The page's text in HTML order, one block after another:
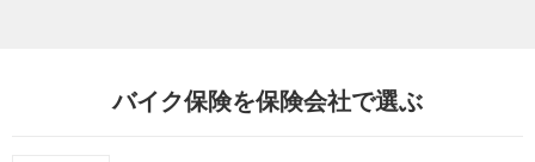
バイク保険を保険会社で選ぶ